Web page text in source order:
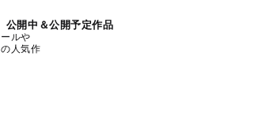
公開中＆公開予定作品
ルや
人気作